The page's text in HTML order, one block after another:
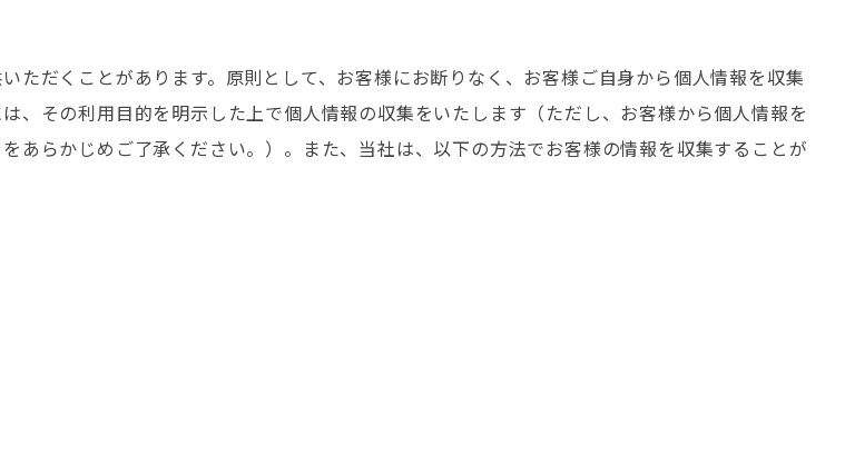
だくことがあります。原則として、お客様にお断りなく、お客様ご自身から個人情報を収集
、その利用目的を明示した上で個人情報の収集をいたします（ただし、お客様から個人情報を
あらかじめご了承ください。）。また、当社は、以下の方法でお客様の情報を収集することが